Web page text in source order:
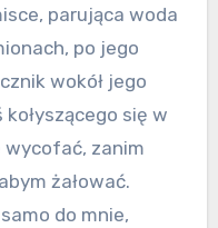
parująca woda
po jego
wokół jego
się w
wycofać, zanim
żałować.
do mnie,